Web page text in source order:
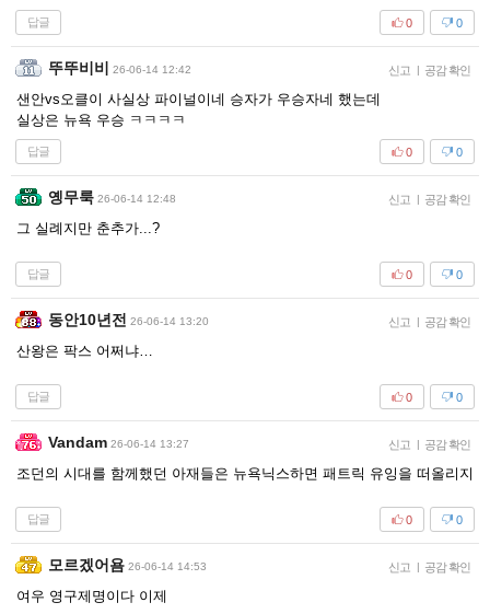
답글 0
0
뚜뚜비비 26-06-14 12:42 신고 | 공감 확인
샌안vs오클이 사실상 파이널이네 승자가 우승자네 했는데
실상은 뉴욕 우승 ㅋㅋㅋㅋ
답글 0
0
옝무룩 26-06-14 12:48 신고 | 공감 확인
그 실례지만 춘추가...?
답글 0
0
동안10년전 26-06-14 13:20 신고 | 공감 확인
산왕은 팍스 어쩌냐…
답글 0
0
Vandam 26-06-14 13:27 신고 | 공감 확인
조던의 시대를 함께했던 아재들은 뉴욕닉스하면 패트릭 유잉을 떠올리지
답글 0
0
모르겠어욤 26-06-14 14:53 신고 | 공감 확인
여우 영구제명이다 이제